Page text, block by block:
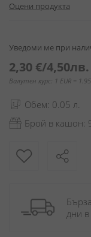
снимки
Оцени продукта
Уведоми ме при
2,30 €/4,50лв.
Валутен курс: 1 EUR =
Обем: 0.05 л.
Брой в кашон:
дни в